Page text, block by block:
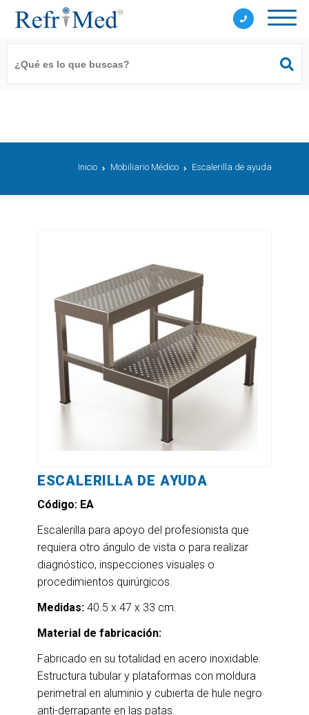
Inicio Mobiliario Médico Escalerilla de ayuda
ESCALERILLA DE AYUDA
Código: EA
Escalerilla para apoyo del profesionista que
requiera otro ángulo de vista o para realizar
diagnóstico, inspecciones visuales o
procedimientos quirúrgicos.
Medidas:40.5 x 47 x 33 cm.
Material de fabricación:
Fabricado en su totalidad en acero inoxidable.
Estructura tubular y plataformas con moldura
perimetral en aluminio y cubierta de hule negro
anti-derrapante en las patas.